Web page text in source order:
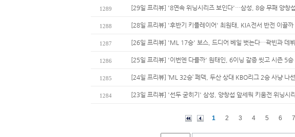
1289 [29일 프리뷰] '8연속 위닝시리즈 보인다'…삼성, 8승 무패 양창
1288 [28일 프리뷰] '후반기 키플레이어' 최원태, KIA전서 반전 이끌까
1287 [26일 프리뷰] 'ML 17승' 보스, 드디어 베일 벗는다…곽빈과 데
1286 [25일 프리뷰] '이번엔 다를까' 원태인, 6이닝 갈증 씻고 시즌 5
1285 [24일 프리뷰] ‘ML 32승’ 페덱, 두산 상대 KBO리그 2승 사냥 나
1284 [23일 프리뷰] '선두 굳히기' 삼성, 양창섭 앞세워 키움전 위닝시
1 2 3 4 5 6 7